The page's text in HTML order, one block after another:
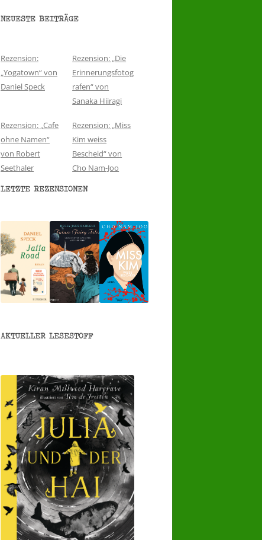
NEUESTE BEITRÄGE
Rezension:
„Yogatown“ von
Daniel Speck
Rezension: „Die
Erinnerungsfotog
rafen“ von
Sanaka Hiiragi
Rezension: „Cafe
ohne Namen“
von Robert
Seethaler
Rezension: „Miss
Kim weiss
Bescheid“ von
Cho Nam-Joo
LETZTE REZENSIONEN
AKTUELLER LESESTOFF